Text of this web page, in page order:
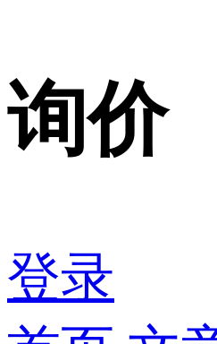
询价
登录